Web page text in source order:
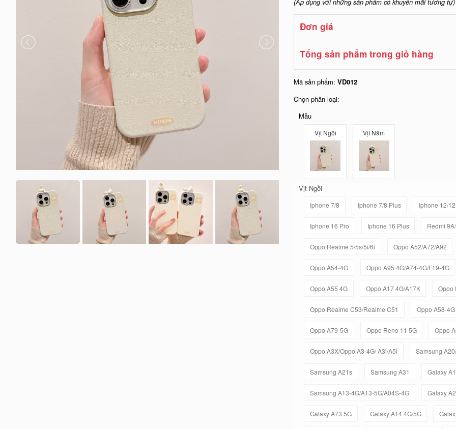
(Áp dụng với những sản phẩm có khuyến mãi tương tự)
Đơn giá
Tổng sản phẩm trong giỏ hàng
Mã sản phẩm:VD012
Chọn phân loại:
Mẫu
Vịt Ngồi Vịt Nằm
Vịt Ngồi
Iphone 7/8 Iphone 7/8 Plus Iphone 12/
Iphone 16 Pro Iphone 16 Plus Redmi
Oppo Realme 5/5s/5i/6i Oppo A52/A72/A92
Oppo A54-4G Oppo A95 4G/A74-4G/F19-4G
Oppo A55 4G Oppo A17 4G/A17K Oppo
Oppo Realme C53/Realme C51 Oppo A58-4G
Oppo A79-5G Oppo Reno 11 5G Oppo
Oppo A3X/Oppo A3-4G/ A3i/A5i Samsung
Samsung A21s Samsung A31 Galaxy
Samsung A13-4G/A13-5G/A04S-4G Galaxy
Galaxy A73 5G Galaxy A14 4G/5G